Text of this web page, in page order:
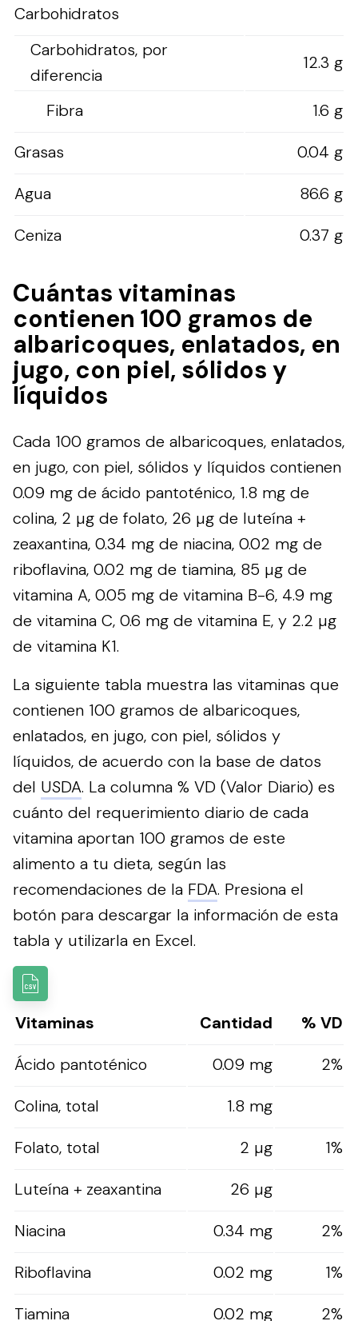
Carbohidratos
Carbohidratos, por
diferencia
12.3 g
Fibra
1.6 g
Grasas
0.04 g
Agua
86.6 g
Ceniza
0.37 g
Cuántas vitaminas
contienen 100 gramos de
albaricoques, enlatados, en
jugo, con piel, sólidos y
líquidos
Cada 100 gramos de albaricoques, enlatados,
en jugo, con piel, sólidos y líquidos contienen
0.09 mg de ácido pantoténico, 1.8 mg de
colina, 2 µg de folato, 26 µg de luteína +
zeaxantina, 0.34 mg de niacina, 0.02 mg de
riboflavina, 0.02 mg de tiamina, 85 µg de
vitamina A, 0.05 mg de vitamina B-6, 4.9 mg
de vitamina C, 0.6 mg de vitamina E, y 2.2 µg
de vitamina K1.
La siguiente tabla muestra las vitaminas que
contienen 100 gramos de albaricoques,
enlatados, en jugo, con piel, sólidos y
líquidos, de acuerdo con la base de datos
del USDA. La columna % VD (Valor Diario) es
cuánto del requerimiento diario de cada
vitamina aportan 100 gramos de este
alimento a tu dieta, según las
recomendaciones de la FDA. Presiona el
botón para descargar la información de esta
tabla y utilizarla en Excel.
Vitaminas Cantidad
% VD
Ácido pantoténico
0.09 mg
2%
Colina, total
1.8 mg
Folato, total
2 µg
1%
Luteína + zeaxantina
26 µg
Niacina
0.34 mg
2%
Riboflavina
0.02 mg
1%
Tiamina
0.02 mg 2%